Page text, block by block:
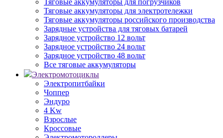
Тяговые аккумуляторы для погрузчиков
Тяговые аккумуляторы для электротележки
Тяговые аккумуляторы российского производства
Зарядные устройства для тяговых батарей
Зарядное устройство 12 вольт
Зарядное устройство 24 вольт
Зарядное устройство 48 вольт
Все тяговые аккумуляторы
Электромотоциклы
Электропитбайки
Чоппер
Эндуро
4 Kw
Взрослые
Кроссовые